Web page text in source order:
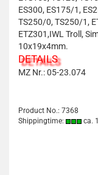
ES300, ES175/1,
TS250/0, TS250/1,
ETZ301,IWL Troll,
10x19x4mm.
DETAILS
MZ Nr.: 05-23.074
Product No.: 7368
Shippingtime:
ca.